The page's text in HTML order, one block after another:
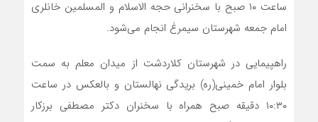
ساعت ۱۰ صبح با سخنرانی حجه الاسلام و المسلمین خانلری
امام جمعه شهرستان سیمرغ انجام می‌شود.
راهپیمایی در شهرستان کلاردشت از میدان معلم به سمت
بلوار امام خمینی(ره) بریدگی نهالستان و بالعکس در ساعت
۱۰:۳۰ دقیقه صبح همراه با سخنران دکتر مصطفی برزکار